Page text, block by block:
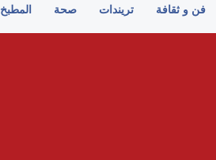
فن و ثقافة تريندات صحة المطبخ